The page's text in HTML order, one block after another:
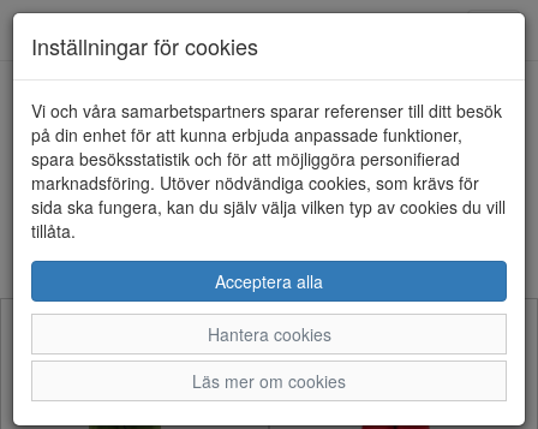
ROLSER (16 artiklar)
Sortera efter:
Inställningar för cookies
Vi och våra samarbetspartners sparar referenser till ditt besök
på din enhet för att kunna erbjuda anpassade funktioner,
spara besöksstatistik och för att möjliggöra personifierad
marknadsföring. Utöver nödvändiga cookies, som krävs för
sida ska fungera, kan du själv välja vilken typ av cookies du vill
tillåta.
Acceptera alla
Hantera cookies
Läs mer om cookies